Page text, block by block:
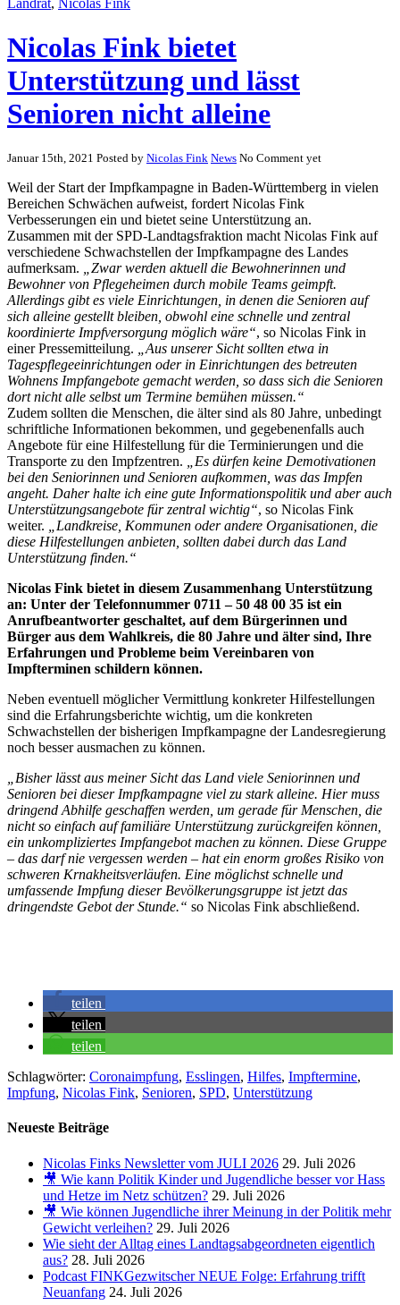
Landrat, Nicolas Fink
Nicolas Fink bietet
Unterstützung und lässt
Senioren nicht alleine
Januar 15th, 2021 Posted by Nicolas Fink News No Comment yet
Weil der Start der Impfkampagne in Baden-Württemberg in vielen
Bereichen Schwächen aufweist, fordert Nicolas Fink
Verbesserungen ein und bietet seine Unterstützung an.
Zusammen mit der SPD-Landtagsfraktion macht Nicolas Fink auf
verschiedene Schwachstellen der Impfkampagne des Landes
aufmerksam.
„Zwar werden aktuell die Bewohnerinnen und
Bewohner von Pflegeheimen durch mobile Teams geimpft.
Allerdings gibt es viele Einrichtungen, in denen die Senioren auf
sich alleine gestellt bleiben, obwohl eine schnelle und zentral
koordinierte Impfversorgung möglich wäre“, so Nicolas Fink in
einer Pressemitteilung. „Aus unserer Sicht sollten etwa in
Tagespflegeeinrichtungen oder in Einrichtungen des betreuten
Wohnens Impfangebote gemacht werden, so dass sich die Senioren
dort nicht alle selbst um Termine bemühen müssen.“
Zudem sollten die Menschen, die älter sind als 80 Jahre, unbedingt
schriftliche Informationen bekommen, und gegebenenfalls auch
Angebote für eine Hilfestellung für die Terminierungen und die
Transporte zu den Impfzentren.
„Es dürfen keine Demotivationen
bei den Seniorinnen und Senioren aufkommen, was das Impfen
angeht. Daher halte ich eine gute Informationspolitik und aber auch
Unterstützungsangebote für zentral wichtig“, so Nicolas Fink
weiter.
„Landkreise, Kommunen oder andere Organisationen, die
diese Hilfestellungen anbieten, sollten dabei durch das Land
Unterstützung finden.“
Nicolas Fink bietet in diesem Zusammenhang Unterstützung
an: Unter der Telefonnummer 0711 – 50 48 00 35 ist ein
Anrufbeantworter geschaltet, auf dem Bürgerinnen und
Bürger aus dem Wahlkreis, die 80 Jahre und älter sind, Ihre
Erfahrungen und Probleme beim Vereinbaren von
Impfterminen schildern können.
Neben eventuell möglicher Vermittlung konkreter Hilfestellungen
sind die Erfahrungsberichte wichtig, um die konkreten
Schwachstellen der bisherigen Impfkampagne der Landesregierung
noch besser ausmachen zu können.
„Bisher lässt aus meiner Sicht das Land viele Seniorinnen und
Senioren bei dieser Impfkampagne viel zu stark alleine. Hier muss
dringend Abhilfe geschaffen werden, um gerade für Menschen, die
nicht so einfach auf familiäre Unterstützung zurückgreifen können,
ein unkompliziertes Impfangebot machen zu können. Diese Gruppe
– das darf nie vergessen werden – hat ein enorm großes Risiko von
schweren Krnakheitsverläufen. Eine möglichst schnelle und
umfassende Impfung dieser Bevölkerungsgruppe ist jetzt das
dringendste Gebot der Stunde.“ so Nicolas Fink abschließend.
teilen
teilen
teilen
Schlagwörter: Coronaimpfung, Esslingen, Hilfes, Impftermine,
Impfung, Nicolas Fink, Senioren, SPD, Unterstützung
Neueste Beiträge
Nicolas Finks Newsletter vom JULI 2026 29. Juli 2026
🎥 Wie kann Politik Kinder und Jugendliche besser vor Hass
und Hetze im Netz schützen? 29. Juli 2026
🎥 Wie können Jugendliche ihrer Meinung in der Politik mehr
Gewicht verleihen? 29. Juli 2026
Wie sieht der Alltag eines Landtagsabgeordneten eigentlich
aus? 28. Juli 2026
Podcast FINKGezwitscher NEUE Folge: Erfahrung trifft
Neuanfang 24. Juli 2026